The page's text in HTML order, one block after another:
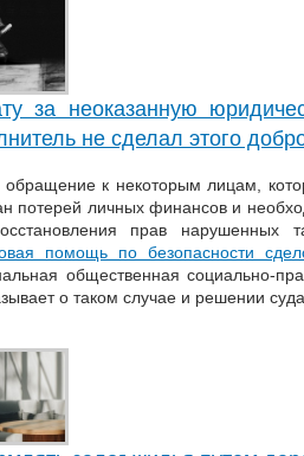
за неоказанную
не сделал этого
к некоторым лицам,
потерей личных финансов и
прав нарушенных
помощь по безопасности
общественная социально-
о таком случае и решении